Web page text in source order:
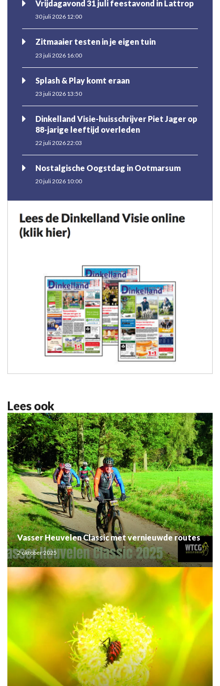
Vrijdagavond 31 juli feestavond in Lattrop
30 juli 2026 12:00
Zitmaaier testen in je eigen tuin
23 juli 2026 16:00
Splash & Play komt eraan
23 juli 2026 13:50
Dinkelland Visie-huisschrijver Piet Jager op
88-jarige leeftijd overleden
22 juli 2026 22:03
Nostalgische Oogstdag in Ootmarsum
20 juli 2026 10:00
Lees ook
Vasser Heuvelen Classic met vernieuwde routes
2 oktober 2025